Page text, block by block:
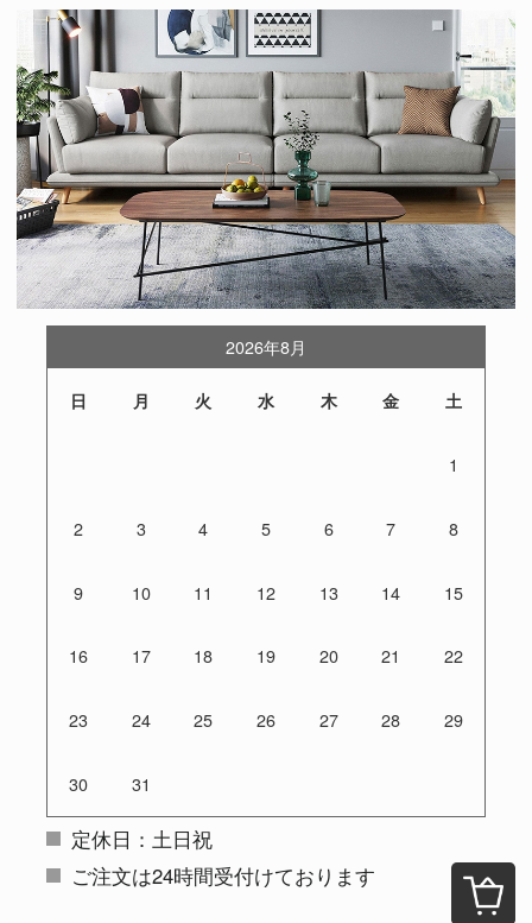
2026年8月
日 月 火 水 木 金 土
1
2 3 4 5 6 7 8
9 10 11 12 13 14 15
16 17 18 19 20 21 22
23 24 25 26 27 28 29
30 31
定休日：土日祝
ご注文は24時間受付けております